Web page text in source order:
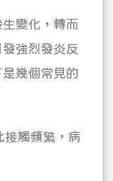
變化，轉而
強烈發炎反
幾個常見的
接觸頻繁，病